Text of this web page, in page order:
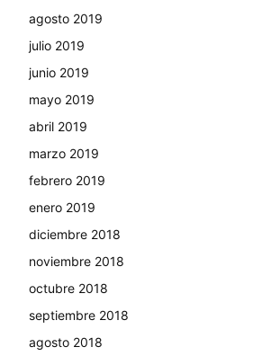
agosto 2019
julio 2019
junio 2019
mayo 2019
abril 2019
marzo 2019
febrero 2019
enero 2019
diciembre 2018
noviembre 2018
octubre 2018
septiembre 2018
agosto 2018